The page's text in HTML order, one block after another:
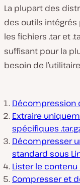
La plupart des
des outils
les fichiers .tar et
suffisant pour la
besoin de l’utilitaire
Décompression
Extraire
spécifiques
Décompresser
standard sous
Lister le contenu
Compresser et